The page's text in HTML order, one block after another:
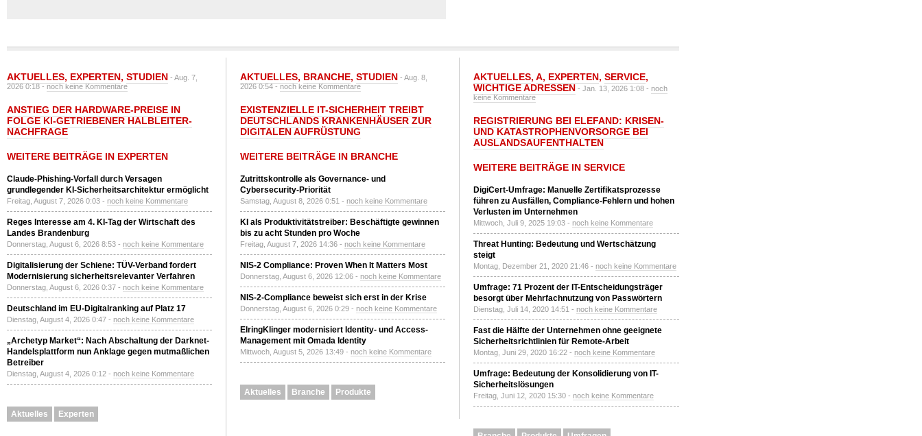
AKTUELLES, EXPERTEN, STUDIEN - Aug. 7,
2026 0:18 -noch keine Kommentare
ANSTIEG DER HARDWARE-PREISE IN
FOLGE KI-GETRIEBENER HALBLEITER-
NACHFRAGE
WEITERE BEITRÄGE IN EXPERTEN
Claude-Phishing-Vorfall durch Versagen
grundlegender KI-Sicherheitsarchitektur ermöglicht
Freitag, August 7, 2026 0:03 - noch keine Kommentare
Reges Interesse am 4. KI-Tag der Wirtschaft des
Landes Brandenburg
Donnerstag, August 6, 2026 8:53 - noch keine Kommentare
Digitalisierung der Schiene: TÜV-Verband fordert
Modernisierung sicherheitsrelevanter Verfahren
Donnerstag, August 6, 2026 0:37 - noch keine Kommentare
Deutschland im EU-Digitalranking auf Platz 17
Dienstag, August 4, 2026 0:47 - noch keine Kommentare
„Archetyp Market“: Nach Abschaltung der Darknet-
Handelsplattform nun Anklage gegen mutmaßlichen
Betreiber
Dienstag, August 4, 2026 0:12 - noch keine Kommentare
Aktuelles Experten
AKTUELLES, BRANCHE, STUDIEN - Aug. 8,
2026 0:54 -noch keine Kommentare
EXISTENZIELLE IT-SICHERHEIT TREIBT
DEUTSCHLANDS KRANKENHÄUSER ZUR
DIGITALEN AUFRÜSTUNG
WEITERE BEITRÄGE IN BRANCHE
Zutrittskontrolle als Governance- und
Cybersecurity-Priorität
Samstag, August 8, 2026 0:51 - noch keine Kommentare
KI als Produktivitätstreiber: Beschäftigte gewinnen
bis zu acht Stunden pro Woche
Freitag, August 7, 2026 14:36 - noch keine Kommentare
NIS-2 Compliance: Proven When It Matters Most
Donnerstag, August 6, 2026 12:06 - noch keine Kommentare
NIS-2-Compliance beweist sich erst in der Krise
Donnerstag, August 6, 2026 0:29 - noch keine Kommentare
ElringKlinger modernisiert Identity- und Access-
Management mit Omada Identity
Mittwoch, August 5, 2026 13:49 - noch keine Kommentare
Aktuelles Branche Produkte
AKTUELLES, A, EXPERTEN, SERVICE,
WICHTIGE ADRESSEN - Jan. 13, 2026 1:08 - noch
keine Kommentare
REGISTRIERUNG BEI ELEFAND: KRISEN-
UND KATASTROPHENVORSORGE BEI
AUSLANDSAUFENTHALTEN
WEITERE BEITRÄGE IN SERVICE
DigiCert-Umfrage: Manuelle Zertifikatsprozesse
führen zu Ausfällen, Compliance-Fehlern und hohen
Verlusten im Unternehmen
Mittwoch, Juli 9, 2025 19:03 - noch keine Kommentare
Threat Hunting: Bedeutung und Wertschätzung
steigt
Montag, Dezember 21, 2020 21:46 - noch keine Kommentare
Umfrage: 71 Prozent der IT-Entscheidungsträger
besorgt über Mehrfachnutzung von Passwörtern
Dienstag, Juli 14, 2020 14:51 - noch keine Kommentare
Fast die Hälfte der Unternehmen ohne geeignete
Sicherheitsrichtlinien für Remote-Arbeit
Montag, Juni 29, 2020 16:22 - noch keine Kommentare
Umfrage: Bedeutung der Konsolidierung von IT-
Sicherheitslösungen
Freitag, Juni 12, 2020 15:30 - noch keine Kommentare